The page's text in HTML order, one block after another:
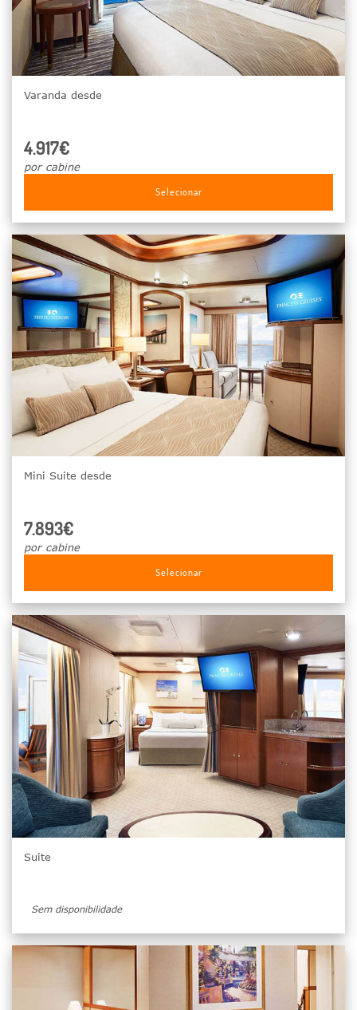
Varanda desde
4.917€
por cabine
Selecionar
Mini Suite desde
7.893€
por cabine
Selecionar
Suite
Sem disponibilidade